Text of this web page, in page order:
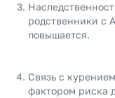
родственники с
повышается.
Связь с
фактором риска